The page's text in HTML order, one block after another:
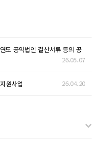
도 공익법인 결산서류 등의 공
26.05.07
원사업 26.04.20